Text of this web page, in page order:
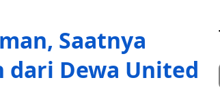
Saatnya
dari Dewa United